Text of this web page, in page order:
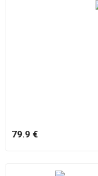
79.9 €